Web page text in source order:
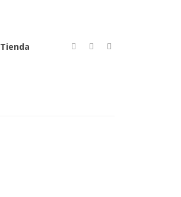
Tienda